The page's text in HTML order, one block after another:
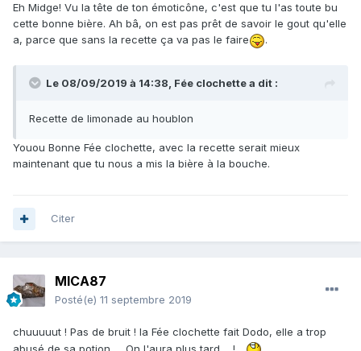
Eh Midge! Vu la tête de ton émoticône, c'est que tu l'as toute bu
cette bonne bière. Ah bâ, on est pas prêt de savoir le gout qu'elle
a, parce que sans la recette ça va pas le faire
.
Le 08/09/2019 à 14:38, Fée clochettea dit :
Recette de limonade au houblon
Youou Bonne Fée clochette, avec la recette serait mieux
maintenant que tu nous a mis la bière à la bouche.
Citer
MICA87
Posté(e) 11 septembre 2019
chuuuuut ! Pas de bruit ! la Fée clochette fait Dodo, elle a trop